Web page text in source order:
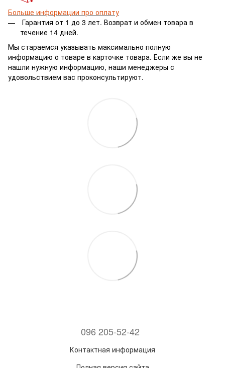
Больше информации про оплату
Гарантия от 1 до 3 лет. Возврат и обмен товара в
течение 14 дней.
Мы стараемся указывать максимально полную
информацию о товаре в карточке товара. Если же вы не
нашли нужную информацию, наши менеджеры с
удовольствием вас проконсультируют.
096 205-52-42
Контактная информация